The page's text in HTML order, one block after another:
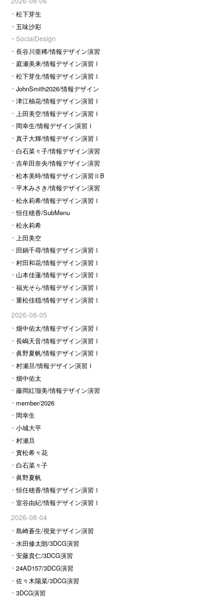
松下芽生
五味沙彩
SocialDesign
長谷川亜稀/情報デザイン演習
Ⅰ 庭瀬美来/情報デザイン演習Ⅰ
松下芽生/情報デザイン演習Ⅰ
JohnSmith2026/情報デザイン
演習I
津江柚花/情報デザイン演習Ⅰ
上田美空/情報デザイン演習Ⅰ
岡幸生/情報デザイン演習Ⅰ
真子大輝/情報デザイン演習Ⅰ
白石菜々子/情報デザイン演習
Ⅰ 吉牟田奈央/情報デザイン演習
Ⅰ 松本美時/情報デザイン演習ⅡB
平木みさき/情報デザイン演習
Ⅰ 松永莉希/情報デザイン演習Ⅰ
恒任穂香/SubMenu
松永莉希
上田美空
田鍋千尋/情報デザイン演習Ⅰ
村田和花/情報デザイン演習Ⅰ
山本佳蓮/情報デザイン演習Ⅰ
福光そら/情報デザイン演習Ⅰ
重松佳穏/情報デザイン演習Ⅰ
2026-08-05
畑中佑太/情報デザイン演習Ⅰ
長嶋天音/情報デザイン演習Ⅰ
眞野夏帆/情報デザイン演習Ⅰ
村瀬旦/情報デザイン演習Ⅰ
畑中佑太
藤岡紅瑠美/情報デザイン演習
Ⅰ member/2026
岡幸生
小城大平
村瀬旦
實松希々花
白石菜々子
眞野夏帆
恒任穂香/情報デザイン演習Ⅰ
室谷由紀/情報デザイン演習Ⅰ
2026-08-04
島崎蒼生/視覚デザイン演習
水田修太朗/3DCG演習
安藤貴仁/3DCG演習
24AD157/3DCG演習
佐々木陽菜/3DCG演習
3DCG演習